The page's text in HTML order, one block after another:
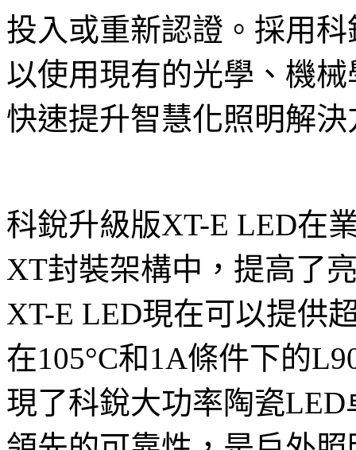
投入或重新認證。採用
以使用現有的光學、機
快速提升智慧化照明解決
科銳升級版XT-E LED在
XT封裝架構中，提高了
XT-E LED現在可以提供
在105°C和 1A條件下的
現了科銳大功率陶瓷